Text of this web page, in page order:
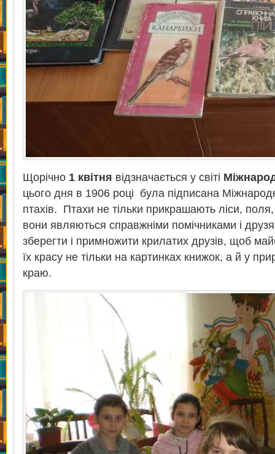
Щорічно 1 квітня відзначається у світі
цього дня в 1906 році була підписана
птахів. Птахи не тільки прикрашають ліси,
вони являються справжніми помічниками і
зберегти і примножити крилатих друзів, щоб
їх красу не тільки на картинках книжок, а й у
краю.